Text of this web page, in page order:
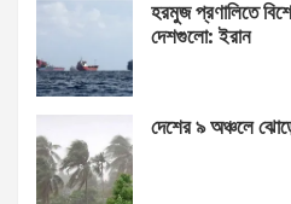
হরমুজ প্রণালিতে
দেশগুলো: ইরান
দেশের ৯ অঞ্চলে